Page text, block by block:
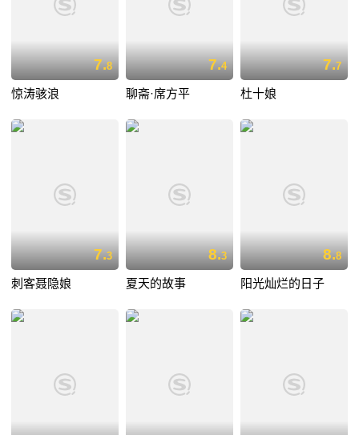
7.8
惊涛骇浪
7.4
聊斋·席方平
7.7
杜十娘
7.3
刺客聂隐娘
8.3
夏天的故事
8.8
阳光灿烂的日子